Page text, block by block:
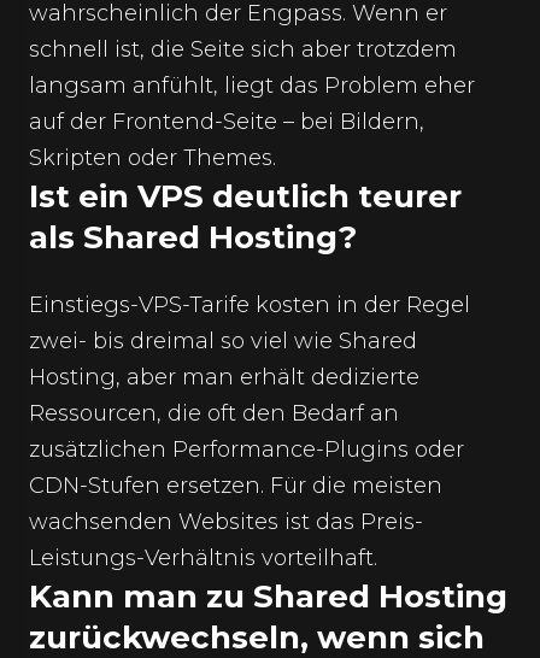
wahrscheinlich der Engpass. Wenn er
schnell ist, die Seite sich aber trotzdem
langsam anfühlt, liegt das Problem eher
auf der Frontend-Seite – bei Bildern,
Skripten oder Themes.
Ist ein VPS deutlich teurer
als Shared Hosting?
Einstiegs-VPS-Tarife kosten in der Regel
zwei- bis dreimal so viel wie Shared
Hosting, aber man erhält dedizierte
Ressourcen, die oft den Bedarf an
zusätzlichen Performance-Plugins oder
CDN-Stufen ersetzen. Für die meisten
wachsenden Websites ist das Preis-
Leistungs-Verhältnis vorteilhaft.
Kann man zu Shared Hosting
zurückwechseln, wenn sich